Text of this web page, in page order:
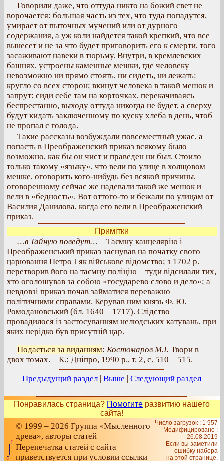
Говорили даже, что оттуда никто на божий свет не
ворочается: большая часть из тех, что туда попадутся,
умирает от пыточных мучений или от дурного
содержания, а уж коли найдется такой крепкий, что все
вынесет и не за что будет приговорить его к смерти, того
засаживают навеки в тюрьму. Внутри, в кремлевских
башнях, устроены каменные мешки, где человеку
невозможно ни прямо стоять, ни сидеть, ни лежать:
кругло со всех сторон; вкинут человека в такой мешок и
запрут: сиди себе там на корточках, перекачиваясь
беспрестанно, выходу оттуда никогда не будет, а сверху
будут кидать заключенному по куску хлеба в день, чтоб
не пропал с голода.
Такие рассказы возбуждали повсеместный ужас, а
попасть в Преображенский приказ всякому было
возможно, как бы он чист и праведен ни был. Стоило
только такому «языку», что вели по улице в холщовом
мешке, оговорить кого-нибудь без всякой причины,
оговоренному сейчас же надевали такой же мешок и
вели в «бедность». Вот оттого-то и бежали по улицам от
Василия Данилова, когда его вели в Преображенский
приказ.
Примітки
…в Тайную поведут… – Таємну канцелярію і
Преображенський приказ заснував на початку свого
царювання Петро І як військове відомство; з 1702 р.
перетворив його на таємну поліцію – туди відсилали тих,
хто оголошував за собою «государево слово и дело»; а
невдовзі приказ почав займатися переважно
політичними справами. Керував ним князь Ф. Ю.
Ромодановський (бл. 1640 – 1717). Слідство
провадилося із застосуванням нелюдських катувань, при
яких нерідко був присутній цар.
Подається за виданням: Костомаров М.І. Твори в
двох томах. – К.: Дніпро, 1990 р., т. 2, с. 510 – 515.
Предыдущий раздел | Выше | Следующий раздел
Понравилась страница? Помогите развитию нашего
сайта!
© 1999 – 2026 Группа «Мысленного
древа», авторы статей
Перепечатка статей с сайта
приветствуется при условии ссылки
Число загрузок : 1 957
Модифицировано :
26.08.2019
Если вы заметили
ошибку набора
на этой странице,